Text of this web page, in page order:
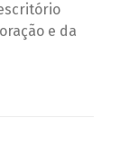
e da